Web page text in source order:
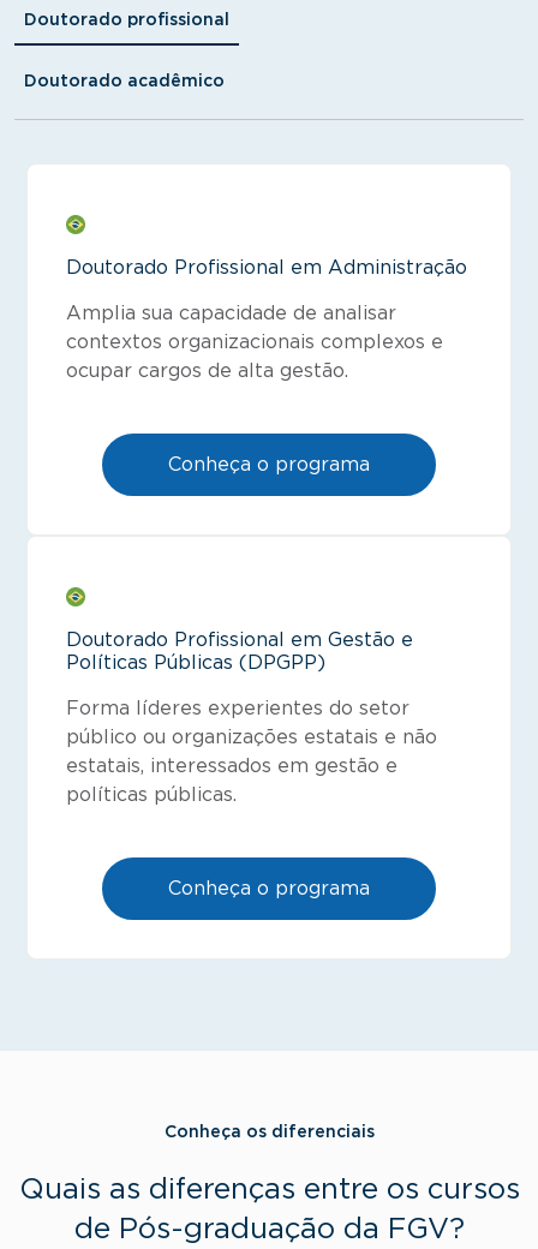
Doutorado profissional
Doutorado acadêmico
Doutorado Profissional em Administração
Amplia sua capacidade de analisar
contextos organizacionais complexos e
ocupar cargos de alta gestão.
Conheça o programa
Doutorado Profissional em Gestão e
Políticas Públicas (DPGPP)
Forma líderes experientes do setor
público ou organizações estatais e não
estatais, interessados em gestão e
políticas públicas.
Conheça o programa
Conheça os diferenciais
Quais as diferenças entre os cursos
de Pós-graduação da FGV?